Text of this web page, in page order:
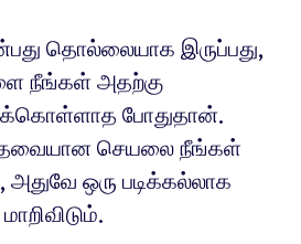
தொல்லையாக இருப்பது,
நீங்கள் அதற்கு
போதுதான்.
செயலை நீங்கள்
அதுவே ஒரு படிக்கல்லாக
மாறிவிடும்.